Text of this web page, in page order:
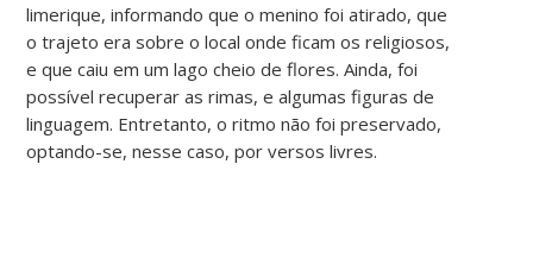
limerique, informando que o menino foi atirado, que
o trajeto era sobre o local onde ficam os religiosos,
e que caiu em um lago cheio de flores. Ainda, foi
possível recuperar as rimas, e algumas figuras de
linguagem. Entretanto, o ritmo não foi preservado,
optando-se, nesse caso, por versos livres.